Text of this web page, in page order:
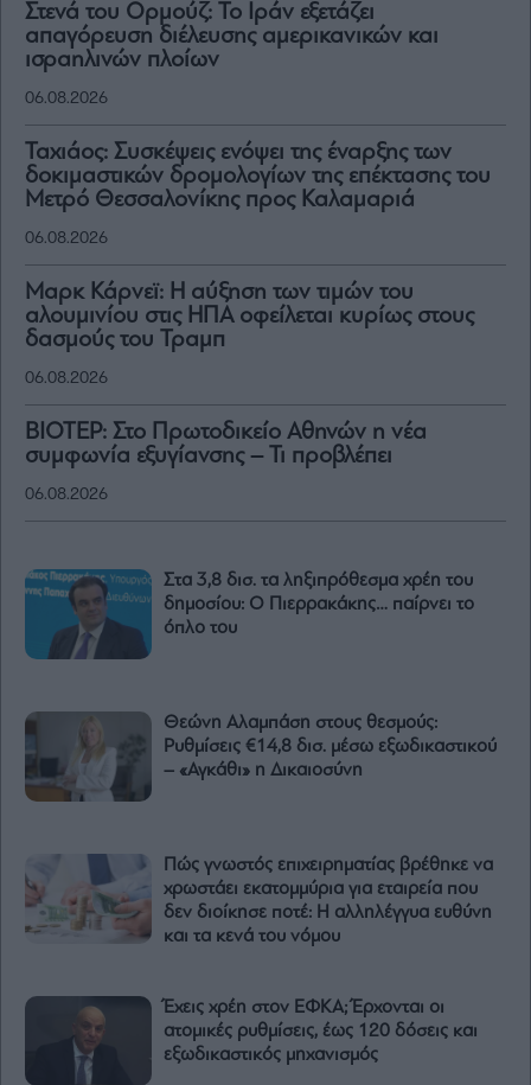
Στενά του Ορμούζ: Το Ιράν εξετάζει
απαγόρευση διέλευσης αμερικανικών και
ισραηλινών πλοίων
06.08.2026
Ταχιάος: Συσκέψεις ενόψει της έναρξης των
δοκιμαστικών δρομολογίων της επέκτασης του
Μετρό Θεσσαλονίκης προς Καλαμαριά
06.08.2026
Μαρκ Κάρνεϊ: Η αύξηση των τιμών του
αλουμινίου στις ΗΠΑ οφείλεται κυρίως στους
δασμούς του Τραμπ
06.08.2026
ΒΙΟΤΕΡ: Στο Πρωτοδικείο Αθηνών η νέα
συμφωνία εξυγίανσης – Τι προβλέπει
06.08.2026
Στα 3,8 δισ. τα ληξιπρόθεσμα χρέη του
δημοσίου: Ο Πιερρακάκης… παίρνει το
όπλο του
Θεώνη Αλαμπάση στους θεσμούς:
Ρυθμίσεις €14,8 δισ. μέσω εξωδικαστικού
– «Αγκάθι» η Δικαιοσύνη
Πώς γνωστός επιχειρηματίας βρέθηκε να
χρωστάει εκατομμύρια για εταιρεία που
δεν διοίκησε ποτέ: Η αλληλέγγυα ευθύνη
και τα κενά του νόμου
Έχεις χρέη στον ΕΦΚΑ; Έρχονται οι
ατομικές ρυθμίσεις, έως 120 δόσεις και
εξωδικαστικός μηχανισμός